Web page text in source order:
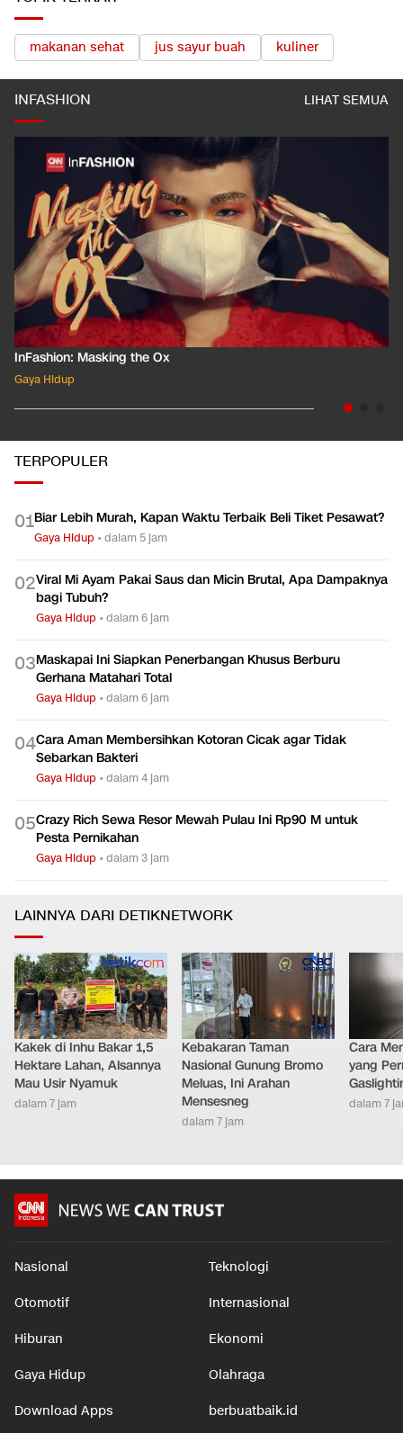
TOPIK TERKAIT
INFASHION
Gaya Hidup
TERPOPULER
01Biar Lebih Murah, Kapan Waktu Terbaik Beli Tiket Pesawat?
Gaya Hidup•dalam 5 jam
0 2
bagi Tubuh?
Gaya Hidup•dalam 6 jam
0 3
Gerhana Matahari Total
Gaya Hidup •dalam 6 jam
04
Sebarkan Bakteri
Gaya Hidup•dalam 4 jam
Gaya Hidup • dalam 3 jam
LAINNYA DARI DETIKNETWORK
Kakek di Inhu Bakar 1,5
Kebakaran Taman
Nasional Gunung Bromo
Cara
Nasional Teknologi
Otomotif Internasional
Hiburan Ekonomi